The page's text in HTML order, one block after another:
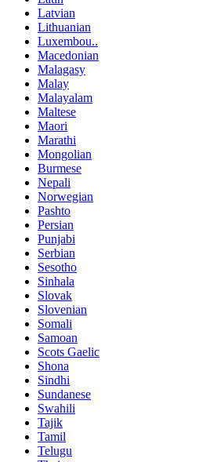
Latvian
Lithuanian
Luxembou..
Macedonian
Malagasy
Malay
Malayalam
Maltese
Maori
Marathi
Mongolian
Burmese
Nepali
Norwegian
Pashto
Persian
Punjabi
Serbian
Sesotho
Sinhala
Slovak
Slovenian
Somali
Samoan
Scots Gaelic
Shona
Sindhi
Sundanese
Swahili
Tajik
Tamil
Telugu